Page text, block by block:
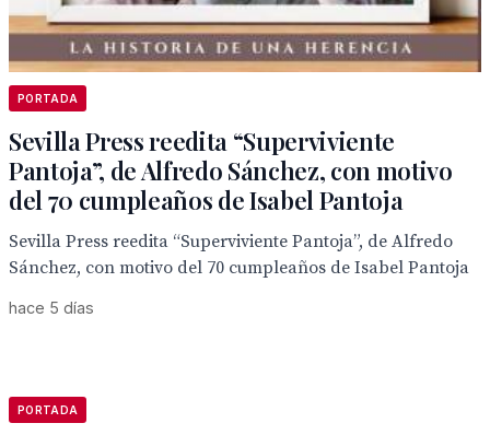
PORTADA
Sevilla Press reedita “Superviviente
Pantoja”, de Alfredo Sánchez, con motivo
del 70 cumpleaños de Isabel Pantoja
Sevilla Press reedita “Superviviente Pantoja”, de Alfredo
Sánchez, con motivo del 70 cumpleaños de Isabel Pantoja
hace 5 días
PORTADA